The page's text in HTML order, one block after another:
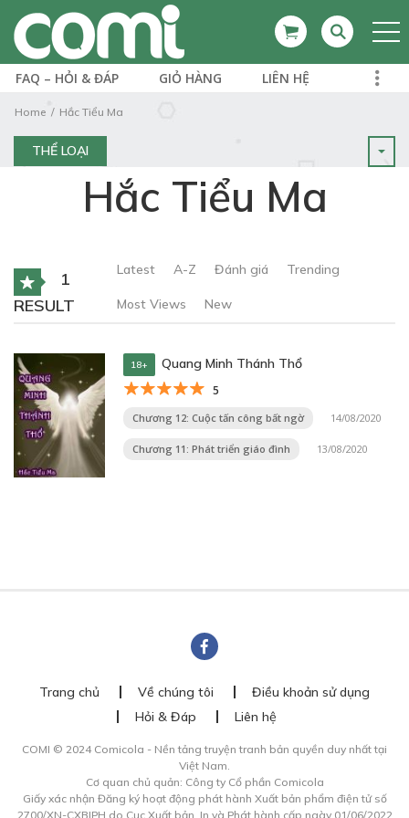
FAQ – HỎI & ĐÁP GIỎ HÀNG LIÊN HỆ
Home Hắc Tiểu Ma
THỂ LOẠI
Hắc Tiểu Ma
1
RESULT
Latest A-Z Đánh giá Trending
Most Views New
18+ Quang Minh Thánh Thổ
5
Chương 12: Cuộc tấn công bất ngờ 14/08/2020
Chương 11: Phát triển giáo đình 13/08/2020
Trang chủ Về chúng tôi
Điều khoản sử dụng
Hỏi & Đáp
Liên hệ
COMI © 2024 Comicola - Nền tảng truyện tranh bản quyền duy nhất tại
Việt Nam.
Cơ quan chủ quản: Công ty Cổ phần Comicola
Giấy xác nhận Đăng ký hoạt động phát hành Xuất bản phẩm điện tử số
2700/XN-CXBIPH do Cục Xuất bản, In và Phát hành cấp ngày 01/06/2022